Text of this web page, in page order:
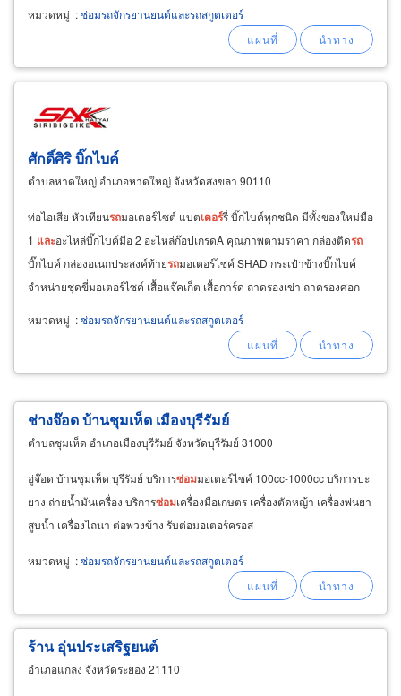
จัดเก็บและจัดระบบประวัติรถใหม่ให้ ตรวจย้อนหลัง
หมวดหมู่ :ซ่อมรถจักรยานยนต์และรถสกูตเตอร์
ศักดิ์ศิริ บิ๊กไบค์
ตำบลหาดใหญ่ อำเภอหาดใหญ่ จังหวัดสงขลา 90110
ท่อไอเสีย หัวเทียนรถมอเตอร์ไซต์ แบตเตอร์รี่ บิ๊กไบค์ทุกชนิด มีทั้งของใหม่มือ
1 และอะไหล่บิ๊กไบค์มือ 2 อะไหล่ก๊อปเกรดA คุณภาพตามราคา กล่องติดรถ
บิ๊กไบค์ กล่องอเนกประสงค์ท้ายรถมอเตอร์ไซค์ SHAD กระเป๋าข้างบิ๊กไบค์
จำหน่ายชุดขี่มอเตอร์ไซค์ เสื้อแจ๊คเก็ต เสื้อการ์ด ถาดรองเข่า ถาดรองศอก
หมวดหมู่ :ซ่อมรถจักรยานยนต์และรถสกูตเตอร์
ช่างจ๊อด บ้านชุมเห็ด เมืองบุรีรัมย์
ตำบลชุมเห็ด อำเภอเมืองบุรีรัมย์ จังหวัดบุรีรัมย์ 31000
อู่จ๊อด บ้านชุมเห็ด บุรีรัมย์ บริการซ่อมมอเตอร์ไซค์ 100cc-1000cc บริการปะ
ยาง ถ่ายน้ำมันเครื่อง บริการซ่อมเครื่องมือเกษตร เครื่องตัดหญ้า เครื่องพ่นยา
สูบน้ำ เครื่องไถนา ต่อพ่วงข้าง รับต่อมอเตอร์ครอส
หมวดหมู่ :ซ่อมรถจักรยานยนต์และรถสกูตเตอร์
ร้าน อุ่นประเสริฐยนต์
อำเภอแกลง จังหวัดระยอง 21110